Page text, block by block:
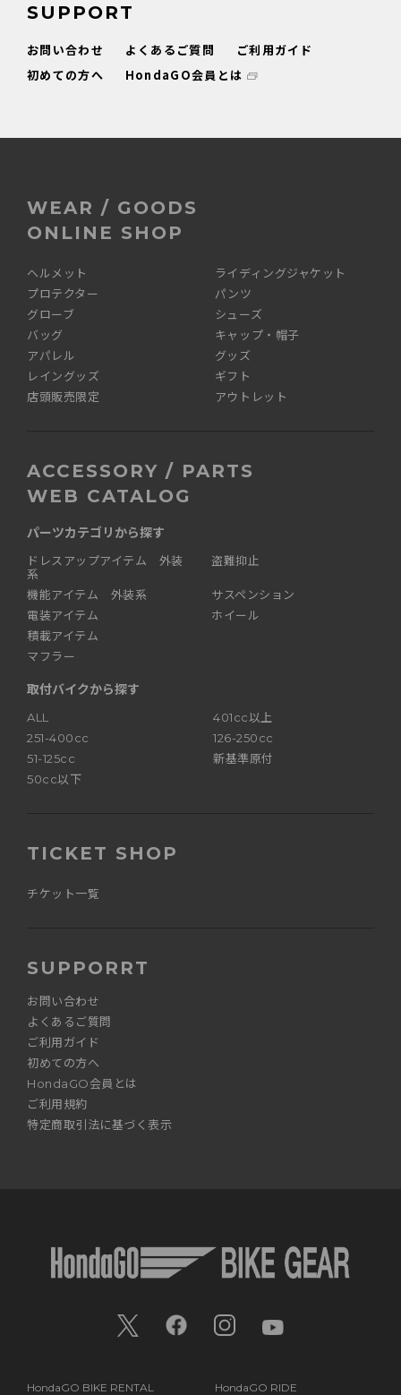
SUPPORT
お問い合わせ よくあるご質問
ご利用ガイド
初めての方へ
HondaGO会員とは
WEAR / GOODS
ONLINE SHOP
ヘルメット
ライディングジャケット
プロテクター
パンツ
グローブ
シューズ
バッグ
キャップ・帽子
アパレル
グッズ
レイングッズ
ギフト
店頭販売限定
アウトレット
ACCESSORY / PARTS
WEB CATALOG
パーツカテゴリから探す
ドレスアップアイテム 外装
系
機能アイテム 外装系
電装アイテム
積載アイテム
マフラー
盗難抑止
サスペンション
ホイール
取付バイクから探す
ALL
401cc以上
251-400cc
126-250cc
51-125cc
新基準原付
50cc以下
TICKET SHOP
チケット一覧
SUPPORRT
お問い合わせ
よくあるご質問
ご利用ガイド
初めての方へ
HondaGO会員とは
ご利用規約
特定商取引法に基づく表示
HondaGO BIKE RENTAL HondaGO RIDE